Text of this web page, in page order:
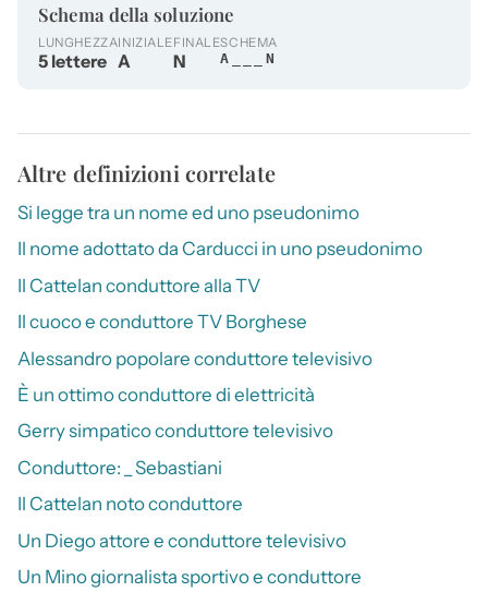
Schema della soluzione
LUNGHEZZA
5 lettere
INIZIALE
A
FINALE
N
SCHEMA
A___N
Altre definizioni correlate
Si legge tra un nome ed uno pseudonimo
Il nome adottato da Carducci in uno pseudonimo
Il Cattelan conduttore alla TV
Il cuoco e conduttore TV Borghese
Alessandro popolare conduttore televisivo
È un ottimo conduttore di elettricità
Gerry simpatico conduttore televisivo
Conduttore: _ Sebastiani
Il Cattelan noto conduttore
Un Diego attore e conduttore televisivo
Un Mino giornalista sportivo e conduttore